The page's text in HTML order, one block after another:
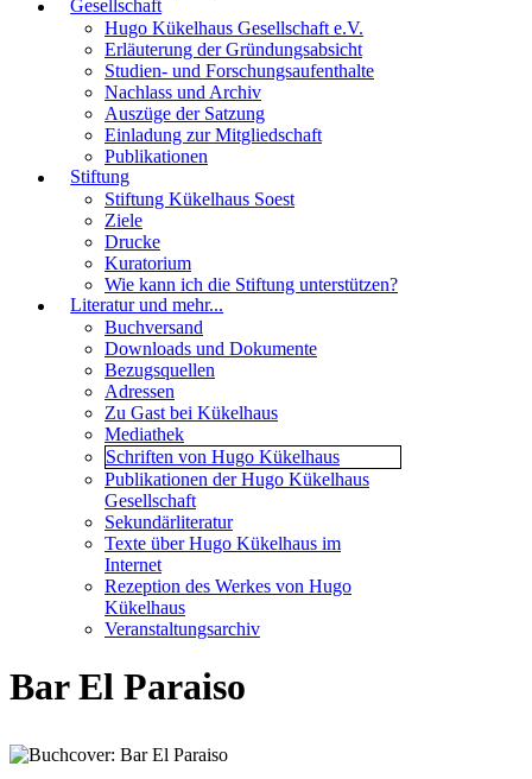
Gesellschaft
Hugo Kükelhaus Gesellschaft e.V.
Erläuterung der Gründungsabsicht
Studien- und Forschungsaufenthalte
Nachlass und Archiv
Auszüge der Satzung
Einladung zur Mitgliedschaft
Publikationen
Stiftung
Stiftung Kükelhaus Soest
Ziele
Drucke
Kuratorium
Wie kann ich die Stiftung unterstützen?
Literatur und mehr...
Buchversand
Downloads und Dokumente
Bezugsquellen
Adressen
Zu Gast bei Kükelhaus
Mediathek
Schriften von Hugo Kükelhaus
Publikationen der Hugo Kükelhaus
Gesellschaft
Sekundärliteratur
Texte über Hugo Kükelhaus im
Internet
Rezeption des Werkes von Hugo
Kükelhaus
Veranstaltungsarchiv
Bar El Paraiso